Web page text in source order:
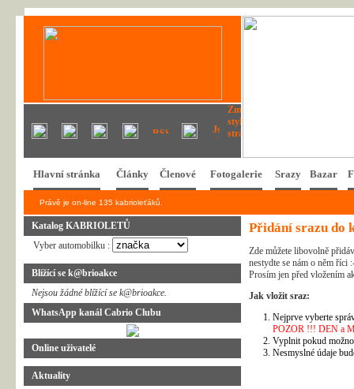
Hlavní stránka Články Členové Fotogalerie Srazy Bazar
Právě je on-line 135 kabrioleťáků.
Katalog KABRIOLETŮ
Vyber automobilku :
Blížící se k@brioakce
Nejsou žádné blížící se k@brioakce.
WhatsApp kanál Cabrio Clubu
Online uživatelé
Aktuality
Přidání srazu do
Zde můžete libovolně
nestydte se nám o něm říci
Prosím jen před vložením
Jak vložit sraz:
Nejprve vyberte
POZOR !!! DEN a
Vyplnit pokud
Nesmyslné údaje